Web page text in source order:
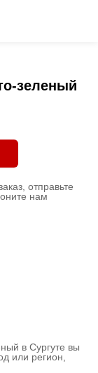
зеленый
отправьте
нам
в Сургуте вы
или регион,